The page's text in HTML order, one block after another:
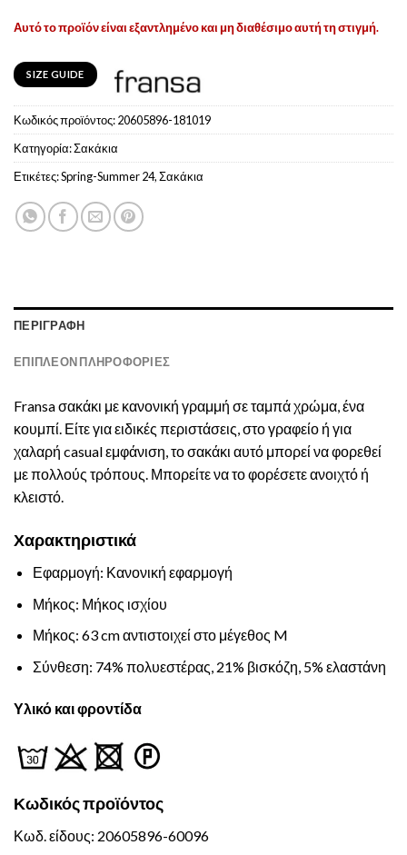
Αυτό το προϊόν είναι εξαντλημένο και μη διαθέσιμο αυτή τη στιγμή.
SIZE GUIDE
Κωδικός προϊόντος:20605896-181019
Κατηγορία:Σακάκια
Ετικέτες:Spring-Summer 24,Σακάκια
ΠΕΡΙΓΡΑΦΉ
ΕΠΙΠΛΈΟΝ ΠΛΗΡΟΦΟΡΊΕΣ
Fransa σακάκι με κανονική γραμμή σε ταμπά χρώμα, ένα
κουμπί. Είτε για ειδικές περιστάσεις, στο γραφείο ή για
χαλαρή casual εμφάνιση, το σακάκι αυτό μπορεί να φορεθεί
με πολλούς τρόπους. Μπορείτε να το φορέσετε ανοιχτό ή
κλειστό.
Χαρακτηριστικά
Εφαρμογή: Κανονική εφαρμογή
Μήκος: Μήκος ισχίου
Μήκος: 63 cm αντιστοιχεί στο μέγεθος M
Σύνθεση: 74% πολυεστέρας, 21% βισκόζη, 5% ελαστάνη
Υλικό και φροντίδα
Κωδικόςπροϊόντος
Κωδ. είδους: 20605896-60096